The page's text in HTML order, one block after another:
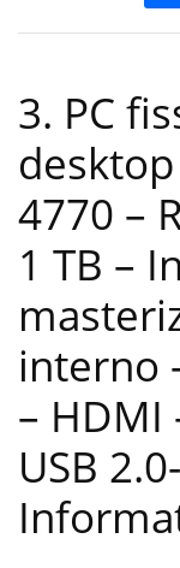
3. PC
4770 –
1 TB –
interno
– HDMI
USB